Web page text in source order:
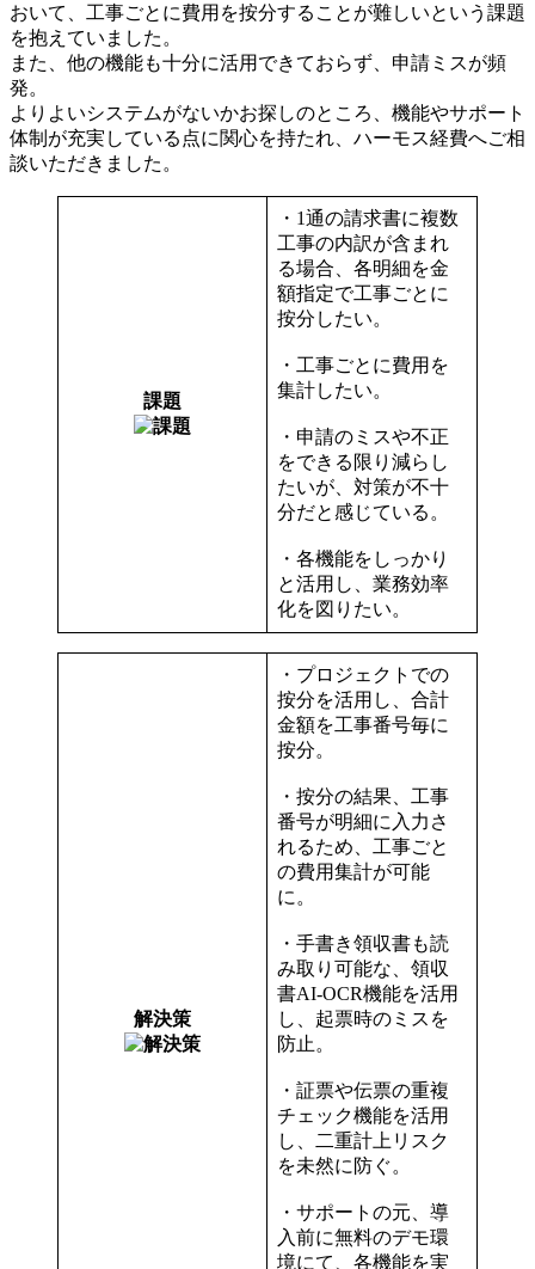
おいて、工事ごとに費用を按分することが難しいという課題
を抱えていました。
また、他の機能も十分に活用できておらず、申請ミスが頻
発。
よりよいシステムがないかお探しのところ、機能やサポート
体制が充実している点に関心を持たれ、ハーモス経費へご相
談いただきました。
課題
・1通の請求書に複数
工事の内訳が含まれ
る場合、各明細を金
額指定で工事ごとに
按分したい。
・工事ごとに費用を
集計したい。
・申請のミスや不正
をできる限り減らし
たいが、対策が不十
分だと感じている。
・各機能をしっかり
と活用し、業務効率
化を図りたい。
解決策
・プロジェクトでの
按分を活用し、合計
金額を工事番号毎に
按分。
・按分の結果、工事
番号が明細に入力さ
れるため、工事ごと
の費用集計が可能
に。
・手書き領収書も読
み取り可能な、領収
書AI-OCR機能を活用
し、起票時のミスを
防止。
・証票や伝票の重複
チェック機能を活用
し、二重計上リスク
を未然に防ぐ。
・サポートの元、導
入前に無料のデモ環
境にて、各機能を実